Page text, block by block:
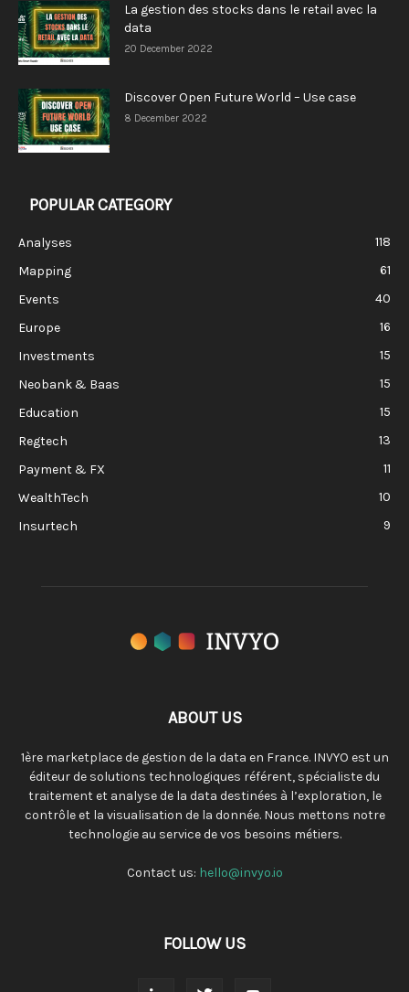
La gestion des stocks dans le retail avec la
data
20 December 2022
Discover Open Future World – Use case
8 December 2022
POPULAR CATEGORY
Analyses
118
Mapping
61
Events
40
Europe
16
Investments
15
Neobank & Baas
15
Education
15
Regtech
13
Payment & FX
11
WealthTech
10
Insurtech
9
ABOUT US
1ère marketplace de gestion de la data en France. INVYO est un
éditeur de solutions technologiques référent, spécialiste du
traitement et analyse de la data destinées à l’exploration, le
contrôle et la visualisation de la donnée. Nous mettons notre
technologie au service de vos besoins métiers.
Contact us: hello@invyo.io
FOLLOW US